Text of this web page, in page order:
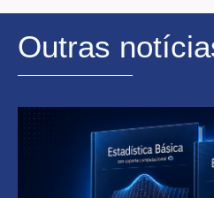
Outras